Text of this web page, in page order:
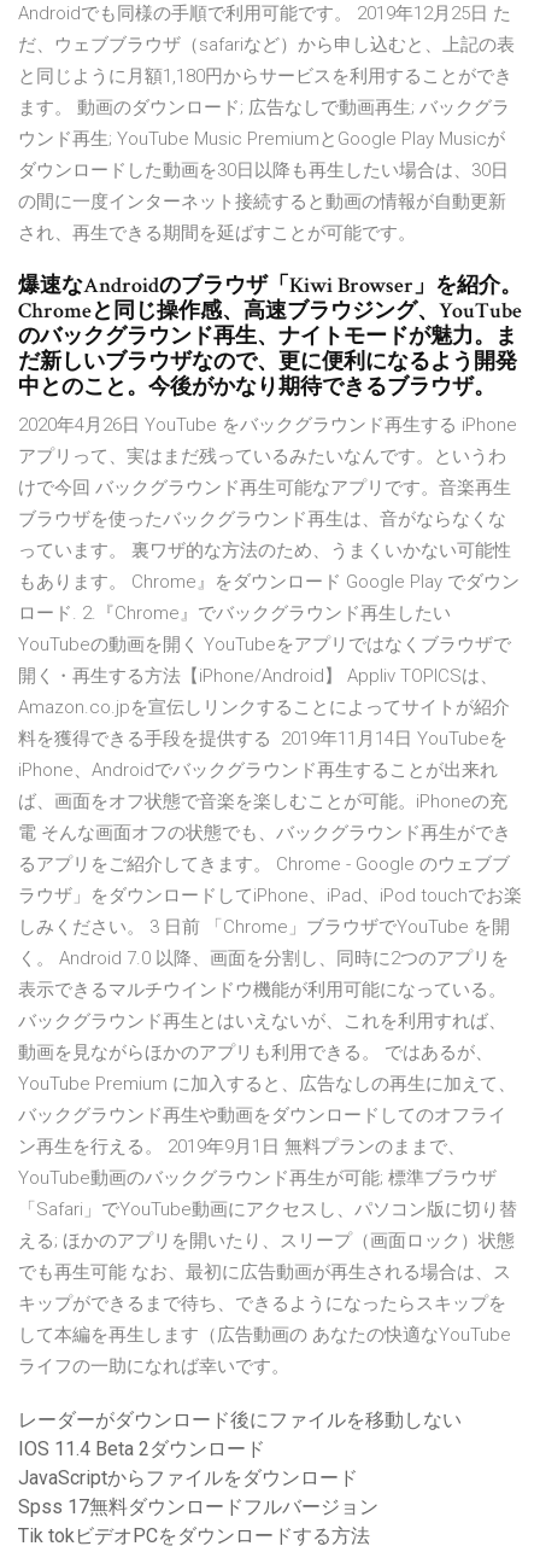
Androidでも同様の手順で利用可能です。 2019年12月25日 た
だ、ウェブブラウザ（safariなど）から申し込むと、上記の表
と同じように月額1,180円からサービスを利用することができ
ます。 動画のダウンロード; 広告なしで動画再生; バックグラ
ウンド再生; YouTube Music PremiumとGoogle Play Musicが
ダウンロードした動画を30日以降も再生したい場合は、30日
の間に一度インターネット接続すると動画の情報が自動更新
され、再生できる期間を延ばすことが可能です。
爆速なAndroidのブラウザ「Kiwi Browser」を紹介。
Chromeと同じ操作感、高速ブラウジング、YouTube
のバックグラウンド再生、ナイトモードが魅力。ま
だ新しいブラウザなので、更に便利になるよう開発
中とのこと。今後がかなり期待できるブラウザ。
2020年4月26日 YouTube をバックグラウンド再生する iPhone
アプリって、実はまだ残っているみたいなんです。というわ
けで今回 バックグラウンド再生可能なアプリです。音楽再生
ブラウザを使ったバックグラウンド再生は、音がならなくな
っています。 裏ワザ的な方法のため、うまくいかない可能性
もあります。 Chrome』をダウンロード Google Play でダウン
ロード. 2.『Chrome』でバックグラウンド再生したい
YouTubeの動画を開く YouTubeをアプリではなくブラウザで
開く・再生する方法【iPhone/Android】 Appliv TOPICSは、
Amazon.co.jpを宣伝しリンクすることによってサイトが紹介
料を獲得できる手段を提供する 2019年11月14日 YouTubeを
iPhone、Androidでバックグラウンド再生することが出来れ
ば、画面をオフ状態で音楽を楽しむことが可能。iPhoneの充
電 そんな画面オフの状態でも、バックグラウンド再生ができ
るアプリをご紹介してきます。 Chrome - Google のウェブブ
ラウザ」をダウンロードしてiPhone、iPad、iPod touchでお楽
しみください。 3 日前 「Chrome」ブラウザでYouTube を開
く。 Android 7.0 以降、画面を分割し、同時に2つのアプリを
表示できるマルチウインドウ機能が利用可能になっている。
バックグラウンド再生とはいえないが、これを利用すれば、
動画を見ながらほかのアプリも利用できる。 ではあるが、
YouTube Premium に加入すると、広告なしの再生に加えて、
バックグラウンド再生や動画をダウンロードしてのオフライ
ン再生を行える。 2019年9月1日 無料プランのままで、
YouTube動画のバックグラウンド再生が可能; 標準ブラウザ
「Safari」でYouTube動画にアクセスし、パソコン版に切り替
える; ほかのアプリを開いたり、スリープ（画面ロック）状態
でも再生可能 なお、最初に広告動画が再生される場合は、ス
キップができるまで待ち、できるようになったらスキップを
して本編を再生します（広告動画の あなたの快適なYouTube
ライフの一助になれば幸いです。
レーダーがダウンロード後にファイルを移動しない
IOS 11.4 Beta 2ダウンロード
JavaScriptからファイルをダウンロード
Spss 17無料ダウンロードフルバージョン
Tik tokビデオPCをダウンロードする方法